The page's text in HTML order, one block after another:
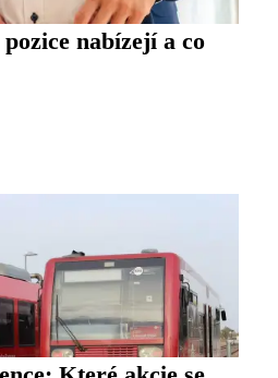
nabízejí a co